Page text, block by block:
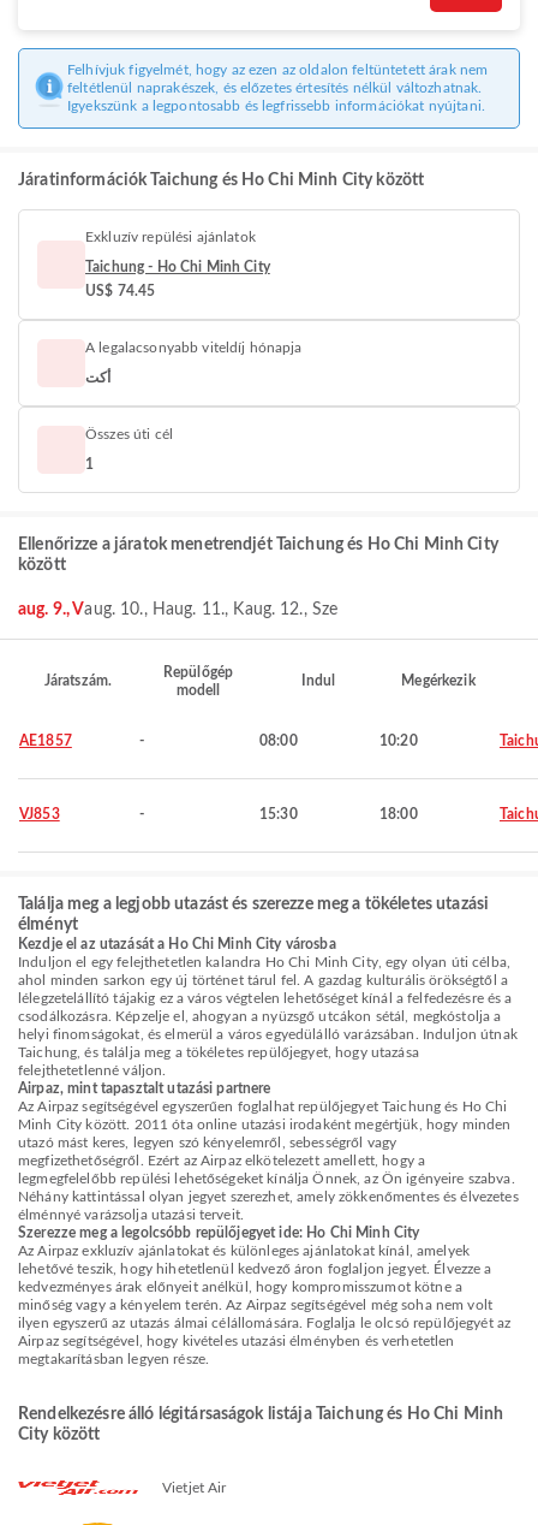
Felhívjuk figyelmét, hogy az ezen az oldalon feltüntetett árak nem
feltétlenül naprakészek, és előzetes értesítés nélkül változhatnak.
Igyekszünk a legpontosabb és legfrissebb információkat nyújtani.
Járatinformációk Taichung és Ho Chi Minh City között
Exkluzív repülési ajánlatok
Taichung - Ho Chi Minh City
US$ 74.45
A legalacsonyabb viteldíj hónapja
أكت
Összes úti cél
1
Ellenőrizze a járatok menetrendjét Taichung és Ho Chi Minh City
között
aug. 9., Vaug. 10., H aug. 11., Kaug. 12., Sze
Járatszám.
Repülőgép
modell
Indul Megérkezik
AE1857 - 08:00 10:20
VJ853 - 15:30 18:00
Találja meg a legjobb utazást és szerezze meg a tökéletes utazási
élményt
Kezdje el az utazását a Ho Chi Minh City városba
Induljon el egy felejthetetlen kalandra Ho Chi Minh City, egy olyan úti célba,
ahol minden sarkon egy új történet tárul fel. A gazdag kulturális örökségtől a
lélegzetelállító tájakig ez a város végtelen lehetőséget kínál a felfedezésre és a
csodálkozásra. Képzelje el, ahogyan a nyüzsgő utcákon sétál, megkóstolja a
helyi finomságokat, és elmerül a város egyedülálló varázsában. Induljon útnak
Taichung, és találja meg a tökéletes repülőjegyet, hogy utazása
felejthetetlenné váljon.
Airpaz, mint tapasztalt utazási partnere
Az Airpaz segítségével egyszerűen foglalhat repülőjegyet Taichung és Ho Chi
Minh City között. 2011 óta online utazási irodaként megértjük, hogy minden
utazó mást keres, legyen szó kényelemről, sebességről vagy
megfizethetőségről. Ezért az Airpaz elkötelezett amellett, hogy a
legmegfelelőbb repülési lehetőségeket kínálja Önnek, az Ön igényeire szabva.
Néhány kattintással olyan jegyet szerezhet, amely zökkenőmentes és élvezetes
élménnyé varázsolja utazási terveit.
Szerezze meg a legolcsóbb repülőjegyet ide: Ho Chi Minh City
Az Airpaz exkluzív ajánlatokat és különleges ajánlatokat kínál, amelyek
lehetővé teszik, hogy hihetetlenül kedvező áron foglaljon jegyet. Élvezze a
kedvezményes árak előnyeit anélkül, hogy kompromisszumot kötne a
minőség vagy a kényelem terén. Az Airpaz segítségével még soha nem volt
ilyen egyszerű az utazás álmai célállomására. Foglalja le olcsó repülőjegyét az
Airpaz segítségével, hogy kivételes utazási élményben és verhetetlen
megtakarításban legyen része.
Rendelkezésre álló légitársaságok listája Taichung és Ho Chi Minh
City között
Vietjet Air